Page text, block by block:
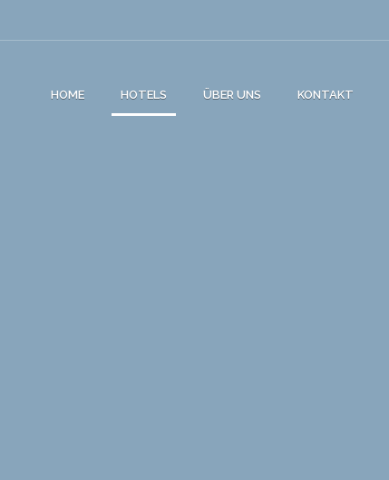
HOME HOTELS ÜBER UNS KONTAKT